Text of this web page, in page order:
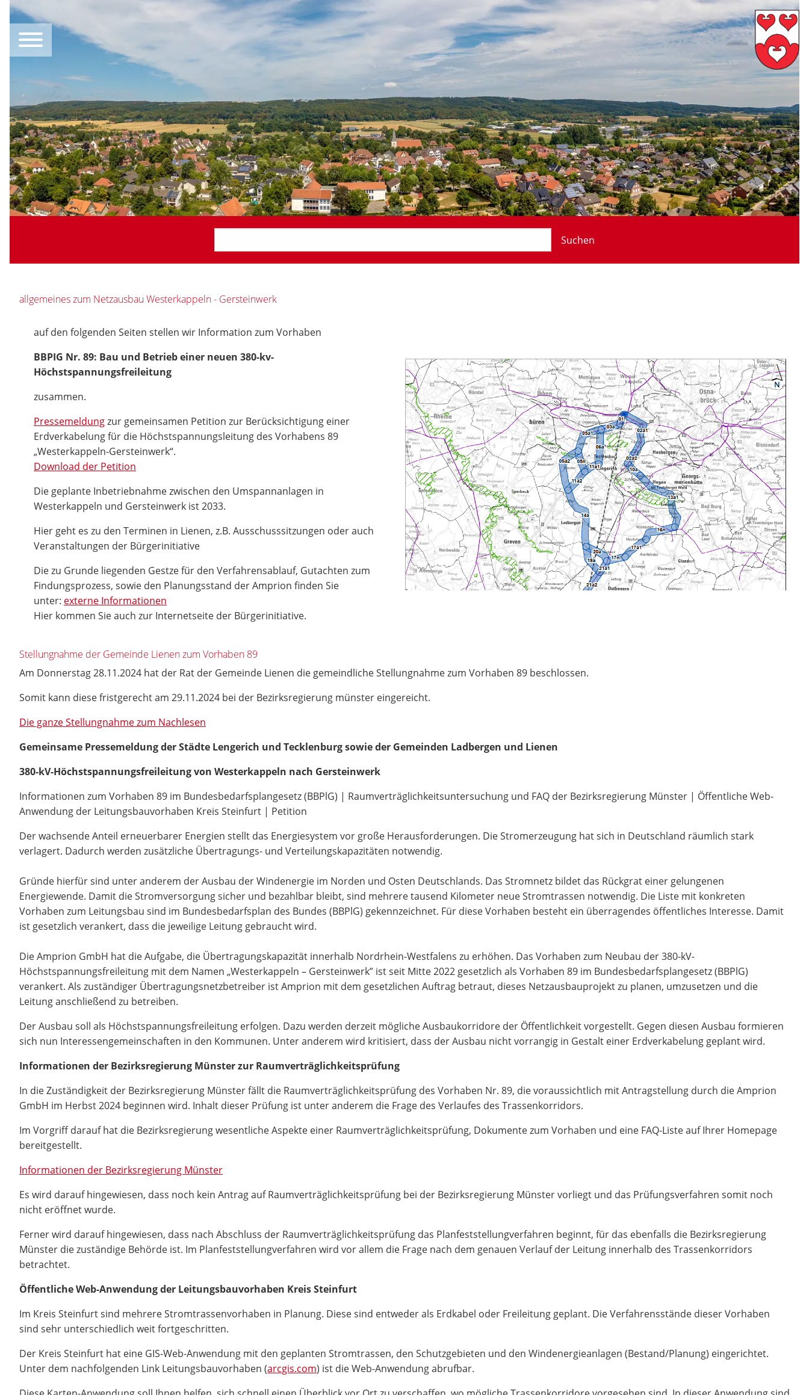
Suchen
allgemeines zum Netzausbau Westerkappeln - Gersteinwerk
auf den folgenden Seiten stellen wir Information zum Vorhaben
BBPIG Nr. 89: Bau und Betrieb einer neuen 380-kv-
Höchstspannungsfreileitung
zusammen.
Pressemeldungzur gemeinsamen Petition zur Berücksichtigung einer
Erdverkabelung für die Höchstspannungsleitung des Vorhabens 89
„Westerkappeln-Gersteinwerk“.
Download der Petition
Die geplante Inbetriebnahme zwischen den Umspannanlagen in
Westerkappeln und Gersteinwerk ist 2033.
Hier geht es zu den Terminen in Lienen, z.B. Ausschusssitzungen oder auch
Veranstaltungen der Bürgerinitiative
Die zu Grunde liegenden Gestze für den Verfahrensablauf, Gutachten zum
Findungsprozess, sowie den Planungsstand der Amprion finden Sie
unter: externe Informationen
Hier kommen Sie auch zur Internetseite der Bürgerinitiative.
Stellungnahme der Gemeinde Lienen zum Vorhaben 89
Am Donnerstag 28.11.2024 hat der Rat der Gemeinde Lienen die gemeindliche Stellungnahme zum Vorhaben 89 beschlossen.
Somit kann diese fristgerecht am 29.11.2024 bei der Bezirksregierung münster eingereicht.
Die ganze Stellungnahme zum Nachlesen
Gemeinsame Pressemeldung der Städte Lengerich und Tecklenburg sowie der Gemeinden Ladbergen und Lienen
380-kV-Höchstspannungsfreileitung von Westerkappeln nach Gersteinwerk
Informationen zum Vorhaben 89 im Bundesbedarfsplangesetz (BBPlG) | Raumverträglichkeitsuntersuchung und FAQ der Bezirksregierung Münster | Öffentliche Web-
Anwendung der Leitungsbauvorhaben Kreis Steinfurt | Petition
Der wachsende Anteil erneuerbarer Energien stellt das Energiesystem vor große Herausforderungen. Die Stromerzeugung hat sich in Deutschland räumlich stark
verlagert. Dadurch werden zusätzliche Übertragungs- und Verteilungskapazitäten notwendig.
Gründe hierfür sind unter anderem der Ausbau der Windenergie im Norden und Osten Deutschlands. Das Stromnetz bildet das Rückgrat einer gelungenen
Energiewende. Damit die Stromversorgung sicher und bezahlbar bleibt, sind mehrere tausend Kilometer neue Stromtrassen notwendig. Die Liste mit konkreten
Vorhaben zum Leitungsbau sind im Bundesbedarfsplan des Bundes (BBPlG) gekennzeichnet. Für diese Vorhaben besteht ein überragendes öffentliches Interesse. Damit
ist gesetzlich verankert, dass die jeweilige Leitung gebraucht wird.
Die Amprion GmbH hat die Aufgabe, die Übertragungskapazität innerhalb Nordrhein-Westfalens zu erhöhen. Das Vorhaben zum Neubau der 380-kV-
Höchstspannungsfreileitung mit dem Namen „Westerkappeln – Gersteinwerk” ist seit Mitte 2022 gesetzlich als Vorhaben 89 im Bundesbedarfsplangesetz (BBPlG)
verankert. Als zuständiger Übertragungsnetzbetreiber ist Amprion mit dem gesetzlichen Auftrag betraut, dieses Netzausbauprojekt zu planen, umzusetzen und die
Leitung anschließend zu betreiben.
Der Ausbau soll als Höchstspannungsfreileitung erfolgen. Dazu werden derzeit mögliche Ausbaukorridore der Öffentlichkeit vorgestellt. Gegen diesen Ausbau formieren
sich nun Interessengemeinschaften in den Kommunen. Unter anderem wird kritisiert, dass der Ausbau nicht vorrangig in Gestalt einer Erdverkabelung geplant wird.
Informationen der Bezirksregierung Münster zur Raumverträglichkeitsprüfung
In die Zuständigkeit der Bezirksregierung Münster fällt die Raumverträglichkeitsprüfung des Vorhaben Nr. 89, die voraussichtlich mit Antragstellung durch die Amprion
GmbH im Herbst 2024 beginnen wird. Inhalt dieser Prüfung ist unter anderem die Frage des Verlaufes des Trassenkorridors.
Im Vorgriff darauf hat die Bezirksregierung wesentliche Aspekte einer Raumverträglichkeitsprüfung, Dokumente zum Vorhaben und eine FAQ-Liste auf Ihrer Homepage
bereitgestellt.
Informationen der Bezirksregierung Münster
Es wird darauf hingewiesen, dass noch kein Antrag auf Raumverträglichkeitsprüfung bei der Bezirksregierung Münster vorliegt und das Prüfungsverfahren somit noch
nicht eröffnet wurde.
Ferner wird darauf hingewiesen, dass nach Abschluss der Raumverträglichkeitsprüfung das Planfeststellungverfahren beginnt, für das ebenfalls die Bezirksregierung
Münster die zuständige Behörde ist. Im Planfeststellungverfahren wird vor allem die Frage nach dem genauen Verlauf der Leitung innerhalb des Trassenkorridors
betrachtet.
Öffentliche Web-Anwendung der Leitungsbauvorhaben Kreis Steinfurt
Im Kreis Steinfurt sind mehrere Stromtrassenvorhaben in Planung. Diese sind entweder als Erdkabel oder Freileitung geplant. Die Verfahrensstände dieser Vorhaben
sind sehr unterschiedlich weit fortgeschritten.
Der Kreis Steinfurt hat eine GIS-Web-Anwendung mit den geplanten Stromtrassen, den Schutzgebieten und den Windenergieanlagen (Bestand/Planung) eingerichtet.
Unter dem nachfolgenden Link Leitungsbauvorhaben (arcgis.com) ist die Web-Anwendung abrufbar.